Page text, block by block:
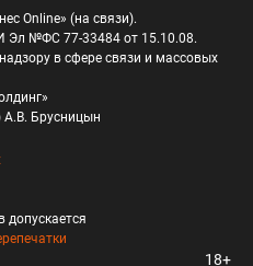
Online» (на связи).
Эл №ФС 77-33484 от 15.10.08.
в сфере связи и массовых
А.В. Брусницын
18+